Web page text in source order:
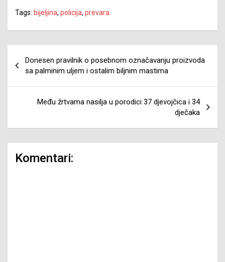
Tags: bijeljina, policija, prevara
članaka
Donesen pravilnik o posebnom označavanju proizvoda
sa palminim uljem i ostalim biljnim mastima
Među žrtvama nasilja u porodici 37 djevojčica i 34
dječaka
Komentari: